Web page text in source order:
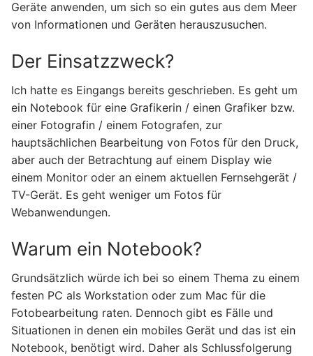
Geräte anwenden, um sich so ein gutes aus dem Meer
von Informationen und Geräten herauszusuchen.
Der Einsatzzweck?
Ich hatte es Eingangs bereits geschrieben. Es geht um
ein Notebook für eine Grafikerin / einen Grafiker bzw.
einer Fotografin / einem Fotografen, zur
hauptsächlichen Bearbeitung von Fotos für den Druck,
aber auch der Betrachtung auf einem Display wie
einem Monitor oder an einem aktuellen Fernsehgerät /
TV-Gerät. Es geht weniger um Fotos für
Webanwendungen.
Warum ein Notebook?
Grundsätzlich würde ich bei so einem Thema zu einem
festen PC als Workstation oder zum Mac für die
Fotobearbeitung raten. Dennoch gibt es Fälle und
Situationen in denen ein mobiles Gerät und das ist ein
Notebook, benötigt wird. Daher als Schlussfolgerung